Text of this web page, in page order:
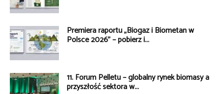
Premiera raportu „Biogaz i Biometan w
Polsce 2026” – pobierz i...
11. Forum Pelletu – globalny rynek biomasy a
przyszłość sektora w...